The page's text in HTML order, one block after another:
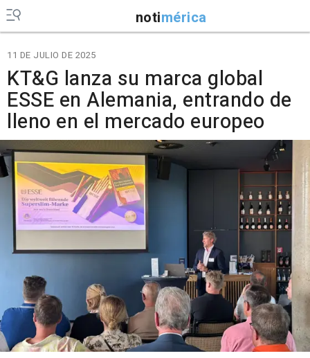
notimérica
11 DE JULIO DE 2025
KT&G lanza su marca global
ESSE en Alemania, entrando de
lleno en el mercado europeo